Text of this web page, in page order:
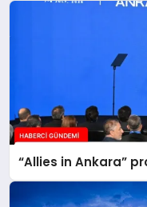
“Allies in Ankara”